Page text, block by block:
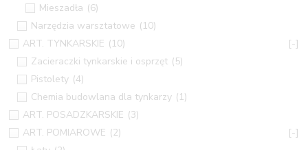
Mieszadła (6)
Narzędzia warsztatowe (10)
ART. TYNKARSKIE (10)
[-]
Zacieraczki tynkarskie i osprzęt (5)
Pistolety (4)
Chemia budowlana dla tynkarzy (1)
ART. POSADZKARSKIE (3)
ART. POMIAROWE (2)
[-]